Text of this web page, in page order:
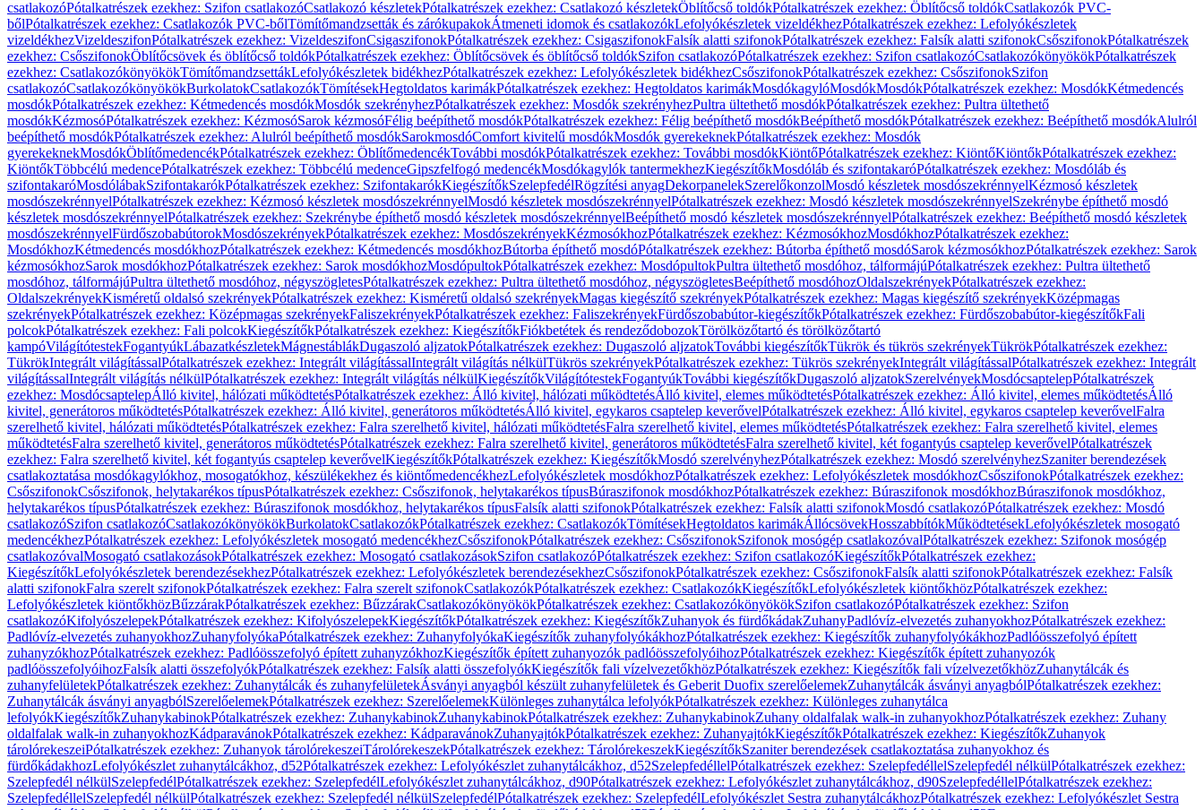
csatlakozóPótalkatrészek ezekhez: Szifon csatlakozóCsatlakozó készletekPótalkatrészek ezekhez: Csatlakozó készletekÖblítőcső toldókPótalkatrészek ezekhez: Öblítőcső toldókCsatlakozók PVC-
bőlPótalkatrészek ezekhez: Csatlakozók PVC-bőlTömítőmandzsetták és zárókupakokÁtmeneti idomok és csatlakozókLefolyókészletek vizeldékhezPótalkatrészek ezekhez: Lefolyókészletek
vizeldékhezVizeldeszifonPótalkatrészek ezekhez: VizeldeszifonCsigaszifonokPótalkatrészek ezekhez: CsigaszifonokFalsík alatti szifonokPótalkatrészek ezekhez: Falsík alatti szifonokCsőszifonokPótalkatrészek
ezekhez: CsőszifonokÖblítőcsövek és öblítőcső toldókPótalkatrészek ezekhez: Öblítőcsövek és öblítőcső toldókSzifon csatlakozóPótalkatrészek ezekhez: Szifon csatlakozóCsatlakozókönyökökPótalkatrészek
ezekhez: CsatlakozókönyökökTömítőmandzsettákLefolyókészletek bidékhezPótalkatrészek ezekhez: Lefolyókészletek bidékhezCsőszifonokPótalkatrészek ezekhez: CsőszifonokSzifon
csatlakozóCsatlakozókönyökökBurkolatokCsatlakozókTömítésekHegtoldatos karimákPótalkatrészek ezekhez: Hegtoldatos karimákMosdókagylóMosdókMosdókPótalkatrészek ezekhez: MosdókKétmedencés
mosdókPótalkatrészek ezekhez: Kétmedencés mosdókMosdók szekrényhezPótalkatrészek ezekhez: Mosdók szekrényhezPultra ültethető mosdókPótalkatrészek ezekhez: Pultra ültethető
mosdókKézmosóPótalkatrészek ezekhez: KézmosóSarok kézmosóFélig beépíthető mosdókPótalkatrészek ezekhez: Félig beépíthető mosdókBeépíthető mosdókPótalkatrészek ezekhez: Beépíthető mosdókAlulról
beépíthető mosdókPótalkatrészek ezekhez: Alulról beépíthető mosdókSarokmosdóComfort kivitelű mosdókMosdók gyerekeknekPótalkatrészek ezekhez: Mosdók
gyerekeknekMosdókÖblítőmedencékPótalkatrészek ezekhez: ÖblítőmedencékTovábbi mosdókPótalkatrészek ezekhez: További mosdókKiöntőPótalkatrészek ezekhez: KiöntőKiöntőkPótalkatrészek ezekhez:
KiöntőkTöbbcélú medencePótalkatrészek ezekhez: Többcélú medenceGipszfelfogó medencékMosdókagylók tantermekhezKiegészítőkMosdóláb és szifontakaróPótalkatrészek ezekhez: Mosdóláb és
szifontakaróMosdólábakSzifontakarókPótalkatrészek ezekhez: SzifontakarókKiegészítőkSzelepfedélRögzítési anyagDekorpanelekSzerelőkonzolMosdó készletek mosdószekrénnyelKézmosó készletek
mosdószekrénnyelPótalkatrészek ezekhez: Kézmosó készletek mosdószekrénnyelMosdó készletek mosdószekrénnyelPótalkatrészek ezekhez: Mosdó készletek mosdószekrénnyelSzekrénybe építhető mosdó
készletek mosdószekrénnyelPótalkatrészek ezekhez: Szekrénybe építhető mosdó készletek mosdószekrénnyelBeépíthető mosdó készletek mosdószekrénnyelPótalkatrészek ezekhez: Beépíthető mosdó készletek
mosdószekrénnyelFürdőszobabútorokMosdószekrényekPótalkatrészek ezekhez: MosdószekrényekKézmosókhozPótalkatrészek ezekhez: KézmosókhozMosdókhozPótalkatrészek ezekhez:
MosdókhozKétmedencés mosdókhozPótalkatrészek ezekhez: Kétmedencés mosdókhozBútorba építhető mosdóPótalkatrészek ezekhez: Bútorba építhető mosdóSarok kézmosókhozPótalkatrészek ezekhez: Sarok
kézmosókhozSarok mosdókhozPótalkatrészek ezekhez: Sarok mosdókhozMosdópultokPótalkatrészek ezekhez: MosdópultokPultra ültethető mosdóhoz, tálformájúPótalkatrészek ezekhez: Pultra ültethető
mosdóhoz, tálformájúPultra ültethető mosdóhoz, négyszögletesPótalkatrészek ezekhez: Pultra ültethető mosdóhoz, négyszögletesBeépíthető mosdóhozOldalszekrényekPótalkatrészek ezekhez:
OldalszekrényekKisméretű oldalsó szekrényekPótalkatrészek ezekhez: Kisméretű oldalsó szekrényekMagas kiegészítő szekrényekPótalkatrészek ezekhez: Magas kiegészítő szekrényekKözépmagas
szekrényekPótalkatrészek ezekhez: Középmagas szekrényekFaliszekrényekPótalkatrészek ezekhez: FaliszekrényekFürdőszobabútor-kiegészítőkPótalkatrészek ezekhez: Fürdőszobabútor-kiegészítőkFali
polcokPótalkatrészek ezekhez: Fali polcokKiegészítőkPótalkatrészek ezekhez: KiegészítőkFiókbetétek és rendeződobozokTörölközőtartó és törölközőtartó
kampóVilágítótestekFogantyúkLábazatkészletekMágnestáblákDugaszoló aljzatokPótalkatrészek ezekhez: Dugaszoló aljzatokTovábbi kiegészítőkTükrök és tükrös szekrényekTükrökPótalkatrészek ezekhez:
TükrökIntegrált világítássalPótalkatrészek ezekhez: Integrált világítássalIntegrált világítás nélkülTükrös szekrényekPótalkatrészek ezekhez: Tükrös szekrényekIntegrált világítássalPótalkatrészek ezekhez: Integrált
világítássalIntegrált világítás nélkülPótalkatrészek ezekhez: Integrált világítás nélkülKiegészítőkVilágítótestekFogantyúkTovábbi kiegészítőkDugaszoló aljzatokSzerelvényekMosdócsaptelepPótalkatrészek
ezekhez: MosdócsaptelepÁlló kivitel, hálózati működtetésPótalkatrészek ezekhez: Álló kivitel, hálózati működtetésÁlló kivitel, elemes működtetésPótalkatrészek ezekhez: Álló kivitel, elemes működtetésÁlló
kivitel, generátoros működtetésPótalkatrészek ezekhez: Álló kivitel, generátoros működtetésÁlló kivitel, egykaros csaptelep keverővelPótalkatrészek ezekhez: Álló kivitel, egykaros csaptelep keverővelFalra
szerelhető kivitel, hálózati működtetésPótalkatrészek ezekhez: Falra szerelhető kivitel, hálózati működtetésFalra szerelhető kivitel, elemes működtetésPótalkatrészek ezekhez: Falra szerelhető kivitel, elemes
működtetésFalra szerelhető kivitel, generátoros működtetésPótalkatrészek ezekhez: Falra szerelhető kivitel, generátoros működtetésFalra szerelhető kivitel, két fogantyús csaptelep keverővelPótalkatrészek
ezekhez: Falra szerelhető kivitel, két fogantyús csaptelep keverővelKiegészítőkPótalkatrészek ezekhez: KiegészítőkMosdó szerelvényhezPótalkatrészek ezekhez: Mosdó szerelvényhezSzaniter berendezések
csatlakoztatása mosdókagylókhoz, mosogatókhoz, készülékekhez és kiöntőmedencékhezLefolyókészletek mosdókhozPótalkatrészek ezekhez: Lefolyókészletek mosdókhozCsőszifonokPótalkatrészek ezekhez:
CsőszifonokCsőszifonok, helytakarékos típusPótalkatrészek ezekhez: Csőszifonok, helytakarékos típusBúraszifonok mosdókhozPótalkatrészek ezekhez: Búraszifonok mosdókhozBúraszifonok mosdókhoz,
helytakarékos típusPótalkatrészek ezekhez: Búraszifonok mosdókhoz, helytakarékos típusFalsík alatti szifonokPótalkatrészek ezekhez: Falsík alatti szifonokMosdó csatlakozóPótalkatrészek ezekhez: Mosdó
csatlakozóSzifon csatlakozóCsatlakozókönyökökBurkolatokCsatlakozókPótalkatrészek ezekhez: CsatlakozókTömítésekHegtoldatos karimákÁllócsövekHosszabbítókMűködtetésekLefolyókészletek mosogató
medencékhezPótalkatrészek ezekhez: Lefolyókészletek mosogató medencékhezCsőszifonokPótalkatrészek ezekhez: CsőszifonokSzifonok mosógép csatlakozóvalPótalkatrészek ezekhez: Szifonok mosógép
csatlakozóvalMosogató csatlakozásokPótalkatrészek ezekhez: Mosogató csatlakozásokSzifon csatlakozóPótalkatrészek ezekhez: Szifon csatlakozóKiegészítőkPótalkatrészek ezekhez:
KiegészítőkLefolyókészletek berendezésekhezPótalkatrészek ezekhez: Lefolyókészletek berendezésekhezCsőszifonokPótalkatrészek ezekhez: CsőszifonokFalsík alatti szifonokPótalkatrészek ezekhez: Falsík
alatti szifonokFalra szerelt szifonokPótalkatrészek ezekhez: Falra szerelt szifonokCsatlakozókPótalkatrészek ezekhez: CsatlakozókKiegészítőkLefolyókészletek kiöntőkhözPótalkatrészek ezekhez:
Lefolyókészletek kiöntőkhözBűzzárakPótalkatrészek ezekhez: BűzzárakCsatlakozókönyökökPótalkatrészek ezekhez: CsatlakozókönyökökSzifon csatlakozóPótalkatrészek ezekhez: Szifon
csatlakozóKifolyószelepekPótalkatrészek ezekhez: KifolyószelepekKiegészítőkPótalkatrészek ezekhez: KiegészítőkZuhanyok és fürdőkádakZuhanyPadlóvíz-elvezetés zuhanyokhozPótalkatrészek ezekhez:
Padlóvíz-elvezetés zuhanyokhozZuhanyfolyókaPótalkatrészek ezekhez: ZuhanyfolyókaKiegészítők zuhanyfolyókákhozPótalkatrészek ezekhez: Kiegészítők zuhanyfolyókákhozPadlóösszefolyó épített
zuhanyzókhozPótalkatrészek ezekhez: Padlóösszefolyó épített zuhanyzókhozKiegészítők épített zuhanyozók padlóösszefolyóihozPótalkatrészek ezekhez: Kiegészítők épített zuhanyozók
padlóösszefolyóihozFalsík alatti összefolyókPótalkatrészek ezekhez: Falsík alatti összefolyókKiegészítők fali vízelvezetőkhözPótalkatrészek ezekhez: Kiegészítők fali vízelvezetőkhözZuhanytálcák és
zuhanyfelületekPótalkatrészek ezekhez: Zuhanytálcák és zuhanyfelületekÁsványi anyagból készült zuhanyfelületek és Geberit Duofix szerelőelemekZuhanytálcák ásványi anyagbólPótalkatrészek ezekhez:
Zuhanytálcák ásványi anyagbólSzerelőelemekPótalkatrészek ezekhez: SzerelőelemekKülönleges zuhanytálca lefolyókPótalkatrészek ezekhez: Különleges zuhanytálca
lefolyókKiegészítőkZuhanykabinokPótalkatrészek ezekhez: ZuhanykabinokZuhanykabinokPótalkatrészek ezekhez: ZuhanykabinokZuhany oldalfalak walk-in zuhanyokhozPótalkatrészek ezekhez: Zuhany
oldalfalak walk-in zuhanyokhozKádparavánokPótalkatrészek ezekhez: KádparavánokZuhanyajtókPótalkatrészek ezekhez: ZuhanyajtókKiegészítőkPótalkatrészek ezekhez: KiegészítőkZuhanyok
tárolórekeszeiPótalkatrészek ezekhez: Zuhanyok tárolórekeszeiTárolórekeszekPótalkatrészek ezekhez: TárolórekeszekKiegészítőkSzaniter berendezések csatlakoztatása zuhanyokhoz és
fürdőkádakhozLefolyókészlet zuhanytálcákhoz, d52Pótalkatrészek ezekhez: Lefolyókészlet zuhanytálcákhoz, d52SzelepfedéllelPótalkatrészek ezekhez: SzelepfedéllelSzelepfedél nélkülPótalkatrészek ezekhez:
Szelepfedél nélkülSzelepfedélPótalkatrészek ezekhez: SzelepfedélLefolyókészlet zuhanytálcákhoz, d90Pótalkatrészek ezekhez: Lefolyókészlet zuhanytálcákhoz, d90SzelepfedéllelPótalkatrészek ezekhez:
SzelepfedéllelSzelepfedél nélkülPótalkatrészek ezekhez: Szelepfedél nélkülSzelepfedélPótalkatrészek ezekhez: SzelepfedélLefolyókészlet Sestra zuhanytálcákhozPótalkatrészek ezekhez: Lefolyókészlet Sestra